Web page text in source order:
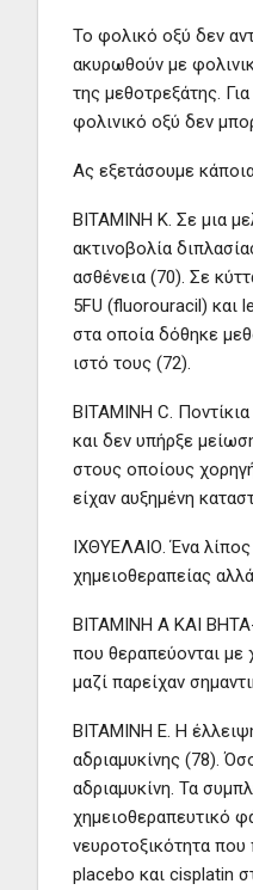
Το φολικό οξύ δεν
ακυρωθούν με
της μεθοτρεξάτης.
φολινικό οξύ δεν
Ας εξετάσουμε
ΒΙΤΑΜΙΝΗ Κ. Σε μια
ακτινοβολία
ασθένεια (70). Σε
5FU (fluorouracil) και
στα οποία δόθηκε
ιστό τους (72).
ΒΙΤΑΜΙΝΗ C.
και δεν υπήρξε
στους οποίους
είχαν αυξημένη
ΙΧΘΥΕΛΑΙΟ. Ένα
χημειοθεραπείας
ΒΙΤΑΜΙΝΗ Α ΚΑΙ
που θεραπεύονται με
μαζί παρείχαν
ΒΙΤΑΜΙΝΗ Ε. Η
αδριαμυκίνης (78).
αδριαμυκίνη. Τα
χημειοθεραπευτικό
νευροτοξικότητα
placebo και cisplatin